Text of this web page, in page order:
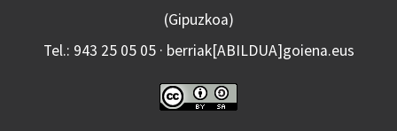
(Gipuzkoa)
Tel.: 943 25 05 05 · berriak[ABILDUA]goiena.eus